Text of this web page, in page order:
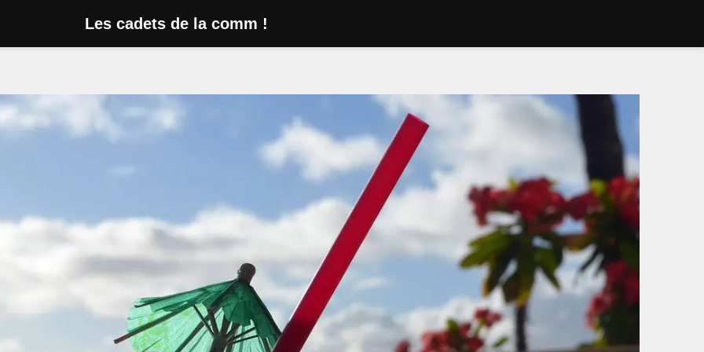
Les cadets de la comm !